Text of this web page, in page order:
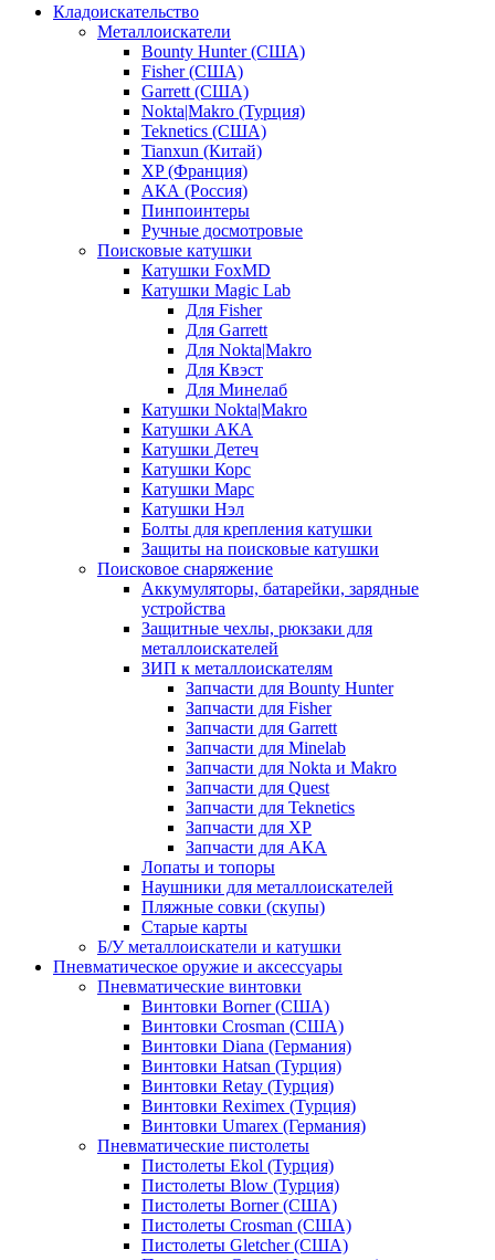
Кладоискательство
Металлоискатели
Bounty Hunter (США)
Fisher (США)
Garrett (США)
Nokta|Makro (Турция)
Teknetics (США)
Tianxun (Китай)
XP (Франция)
АКА (Россия)
Пинпоинтеры
Ручные досмотровые
Поисковые катушки
Катушки FoxMD
Катушки Magic Lab
Для Fisher
Для Garrett
Для Nokta|Makro
Для Квэст
Для Минелаб
Катушки Nokta|Makro
Катушки АКА
Катушки Детеч
Катушки Корс
Катушки Марс
Катушки Нэл
Болты для крепления катушки
Защиты на поисковые катушки
Поисковое снаряжение
Аккумуляторы, батарейки, зарядные
устройства
Защитные чехлы, рюкзаки для
металлоискателей
ЗИП к металлоискателям
Запчасти для Bounty Hunter
Запчасти для Fisher
Запчасти для Garrett
Запчасти для Minelab
Запчасти для Nokta и Makro
Запчасти для Quest
Запчасти для Teknetics
Запчасти для XP
Запчасти для АКА
Лопаты и топоры
Наушники для металлоискателей
Пляжные совки (скупы)
Старые карты
Б/У металлоискатели и катушки
Пневматическое оружие и аксессуары
Пневматические винтовки
Винтовки Borner (США)
Винтовки Crosman (США)
Винтовки Diana (Германия)
Винтовки Hatsan (Турция)
Винтовки Retay (Турция)
Винтовки Reximex (Турция)
Винтовки Umarex (Германия)
Пневматические пистолеты
Пистолеты Ekol (Турция)
Пистолеты Blow (Турция)
Пистолеты Borner (США)
Пистолеты Crosman (США)
Пистолеты Gletcher (США)